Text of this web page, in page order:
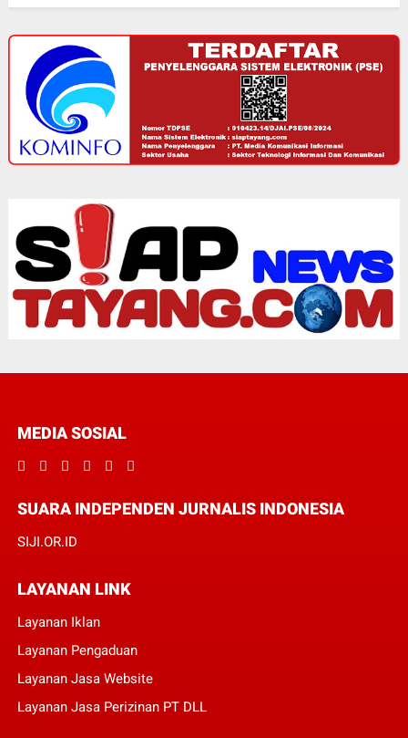
MEDIA SOSIAL
SUARA INDEPENDEN JURNALIS INDONESIA
SIJI.OR.ID
LAYANAN LINK
Layanan Iklan
Layanan Pengaduan
Layanan Jasa Website
Layanan Jasa Perizinan PT DLL